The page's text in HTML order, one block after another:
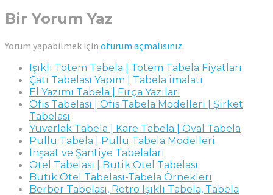
Bir Yorum Yaz
Yorum yapabilmek için oturum açmalısınız.
Işıklı Totem Tabela | Totem Tabela Fiyatları
Çatı Tabelası Yapım | Tabela imalatı
El Yazımı Tabela | Fırça Yazıları
Ofis Tabelası | Ofis Tabela Modelleri | Şirket
Tabelası
Yuvarlak Tabela | Kare Tabela | Oval Tabela
Pullu Tabela | Pullu Tabela Modelleri
İnşaat ve Şantiye Tabelaları
Otel Tabelası | Butik Otel Tabelası
Butik Otel Tabelası-Tabela Örnekleri
Berber Tabelası, Retro Işıklı Tabela, Tabela